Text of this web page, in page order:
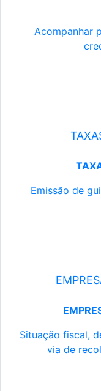
Acompanhar
Emissão de
Situação fiscal,
via de